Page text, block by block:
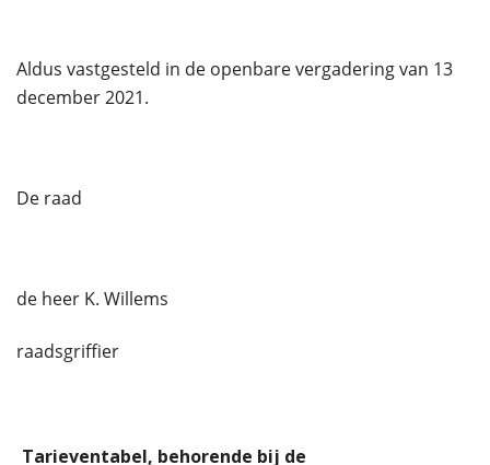
Aldus vastgesteld in de openbare vergadering van 13
december 2021.
De raad
de heer K. Willems
raadsgriffier
Tarieventabel, behorende bij de